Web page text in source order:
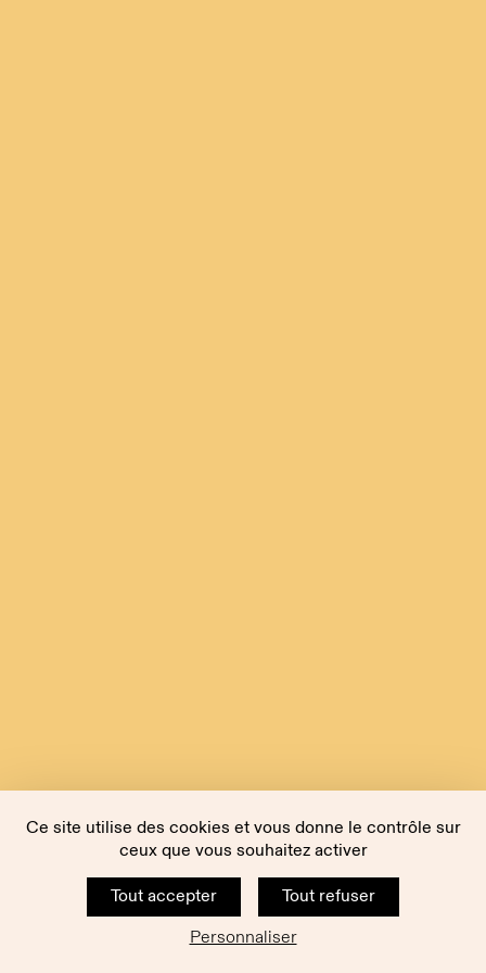
Ce site utilise des cookies et vous donne le contrôle sur
ceux que vous souhaitez activer
Tout accepter
Tout refuser
Personnaliser